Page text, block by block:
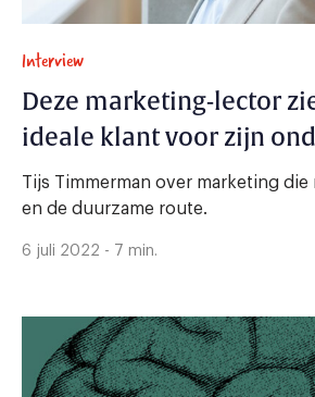
Interview
Deze marketing-lector
ideale klant voor zijn
Tijs Timmerman over marketing
en de duurzame route.
6 juli 2022 - 7 min.